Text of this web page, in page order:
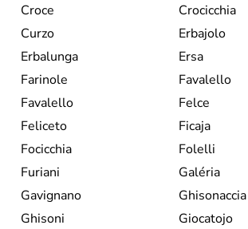
Croce
Crocicchia
Curzo
Erbajolo
Erbalunga
Ersa
Farinole
Favalello
Favalello
Felce
Feliceto
Ficaja
Focicchia
Folelli
Furiani
Galéria
Gavignano
Ghisonaccia
Ghisoni
Giocatojo